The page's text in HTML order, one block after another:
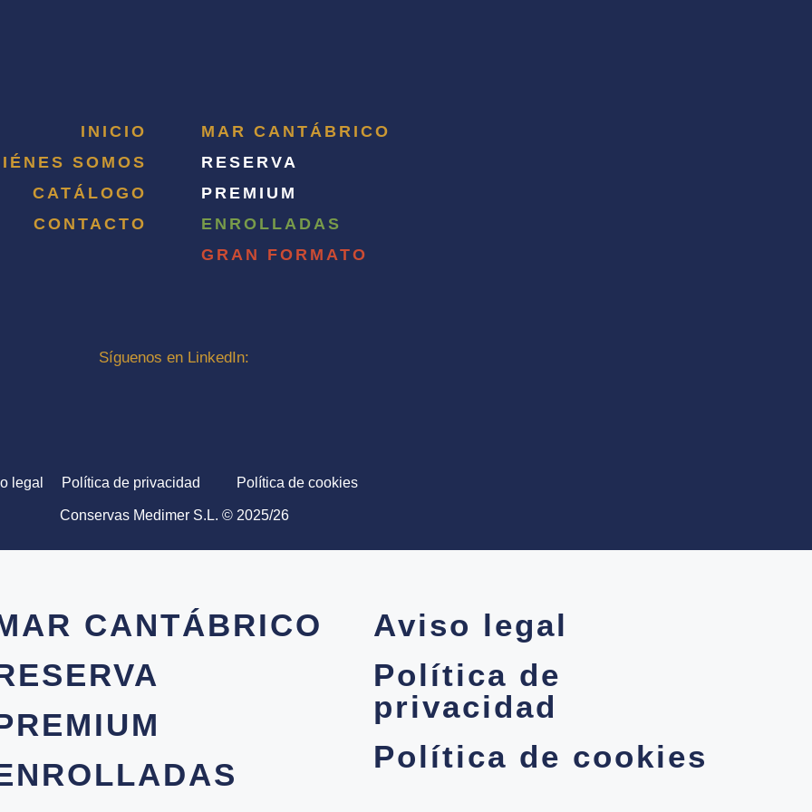
INICIO
SOMOS
CATÁLOGO
CONTACTO
MAR CANTÁBRICO
RESERVA
PREMIUM
ENROLLADAS
GRAN FORMATO
Síguenos en LinkedIn:
legal Política de privacidad Política de cookies
Conservas Medimer S.L. © 2025/26
CANTÁBRICO
Aviso legal
Política de
privacidad
Política de cookies